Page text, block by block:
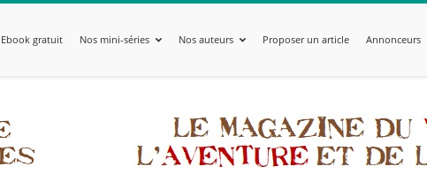
Ebook gratuit Nos mini-séries Nos auteurs Proposer un article Annonceurs